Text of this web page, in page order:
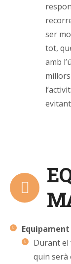
ser
tot,
amb
Durant el
quin serà